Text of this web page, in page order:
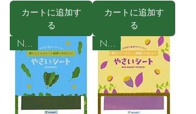
カートに追加す
る
カートに追加す
る
NEW
NEW